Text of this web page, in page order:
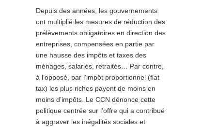
Depuis des années, les gouvernements
ont multiplié les mesures de réduction des
prélèvements obligatoires en direction des
entreprises, compensées en partie par
une hausse des impôts et taxes des
ménages, salariés, retraités… Par contre,
à l’opposé, par l’impôt proportionnel (flat
tax) les plus riches payent de moins en
moins d’impôts. Le CCN dénonce cette
politique centrée sur l’offre qui a contribué
à aggraver les inégalités sociales et